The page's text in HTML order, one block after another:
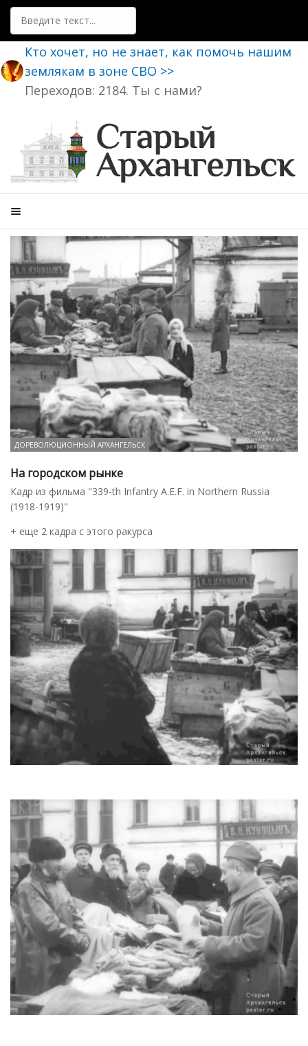
Поиск
Кто хочет, но не знает, как помочь нашим
землякам в зоне СВО >>
Переходов: 2184. Ты с нами?
ДОРЕВОЛЮЦИОННЫЙ АРХАНГЕЛЬСК
На городском рынке
Кадр из фильма "339-th Infantry A.E.F. in Northern Russia
(1918-1919)"
+ еще 2 кадра с этого ракурса